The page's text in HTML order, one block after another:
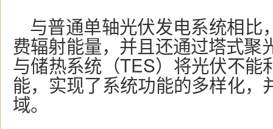
与普通单轴光伏发电系统相比
费辐射能量，并且还通过塔式聚
与储热系统（TES）将光伏不能
能，实现了系统功能的多样化，
域。